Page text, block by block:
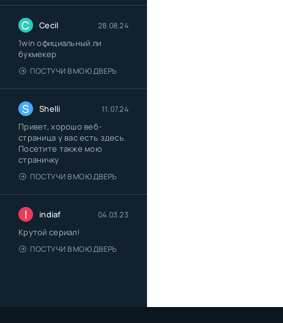
C Cecil 28.08.24
1win официальный ли
букмекер
ПОСТУЧИ В МОЮ ДВЕРЬ
S Shelli 11.07.24
Привет, хорошо веб-
страница у вас есть здесь.
Посетите также мою
страничку
ПОСТУЧИ В МОЮ ДВЕРЬ
I indiaf 04.03.23
Крутой сериал!
ПОСТУЧИ В МОЮ ДВЕРЬ